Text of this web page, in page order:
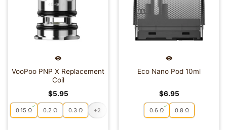
VooPoo PNP X Replacement
Coil
$5.95
0.15 Ω 0.2 Ω 0.3 Ω +2
Eco Nano Pod 10ml
$6.95
0.6 Ω 0.8 Ω